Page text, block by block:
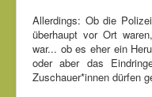
Allerdings: Ob die
überhaupt vor Ort
war... ob es eher ein
oder aber das
Zuschauer*innen dürfen